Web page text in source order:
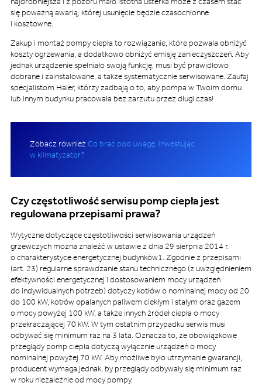
się poważną awarią, której usunięcie będzie czasochłonne
i kosztowne.
Zakup i montaż pompy ciepła to rozwiązanie, które pozwala obniżyć
koszty ogrzewania, a dodatkowo obniżyć emisję zanieczyszczeń. Aby
jednak urządzenie spełniało swoją funkcję, musi być prawidłowo
dobrane i zainstalowane, a także systematycznie serwisowane. Zaufaj
specjalistom Haier, którzy zadbają o to, aby pompa w Twoim domu
lub innym budynku pracowała bez zarzutu przez długi czas!
Zobacz równieżCo brać pod uwagę, inwestując
w klimatyzator?
Czy częstotliwość serwisu pomp ciepła jest
regulowana przepisami prawa?
Wytyczne dotyczące częstotliwości serwisowania urządzeń
grzewczych można znaleźć w ustawie z dnia 29 sierpnia 2014 r.
o charakterystyce energetycznej budynków1. Zgodnie z przepisami
(art. 23) regularne sprawdzanie stanu technicznego (z uwzględnieniem
efektywności energetycznej i dostosowaniem mocy urządzeń
do indywidualnych potrzeb) dotyczy kotłów o nominalnej mocy od 20
do 100 kW, kotłów opalanych paliwem ciekłym i stałym oraz gazem
o mocy powyżej 100 kW, a także innych źródeł ciepła o mocy
przekraczającej 70 kW. W tym ostatnim przypadku serwis musi
odbywać się minimum raz na 3 lata. Oznacza to, że obowiązkowe
przeglądy pomp ciepła dotyczą wyłącznie urządzeń o mocy
nominalnej powyżej 70 kW. Aby możliwe było utrzymanie gwarancji,
producent wymaga jednak, by przeglądy odbywały się minimum raz
w roku niezależnie od mocy pompy.